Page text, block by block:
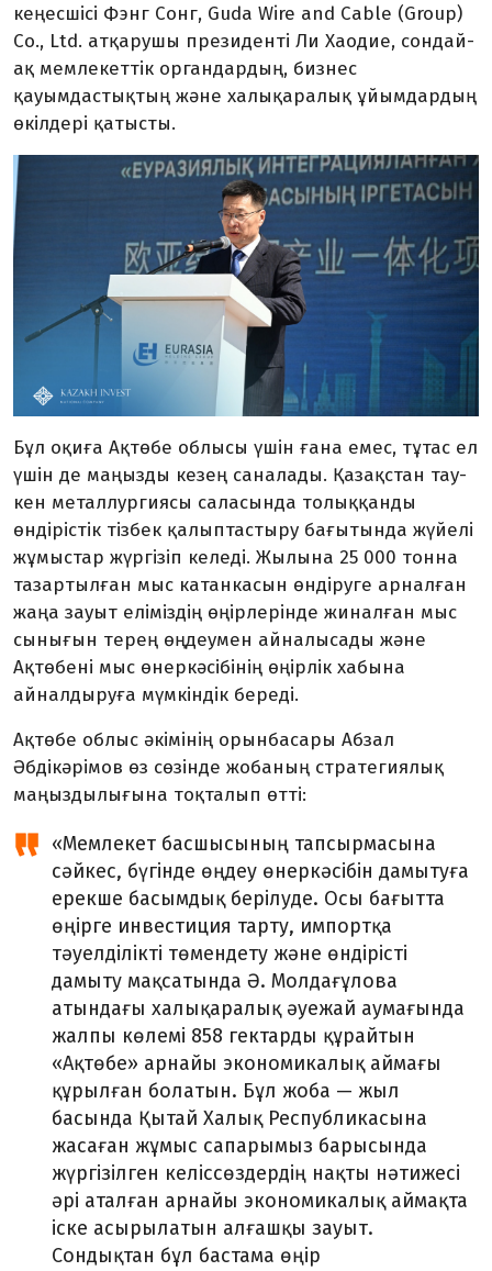
кеңесшісі Фэнг Сонг, Guda Wire and Cable (Group)
Co., Ltd. атқарушы президенті Ли Хаодие, сондай-
ақ мемлекеттік органдардың, бизнес
қауымдастықтың және халықаралық ұйымдардың
өкілдері қатысты.
Бұл оқиға Ақтөбе облысы үшін ғана емес, тұтас ел
үшін де маңызды кезең саналады. Қазақстан тау-
кен металлургиясы саласында толыққанды
өндірістік тізбек қалыптастыру бағытында жүйелі
жұмыстар жүргізіп келеді. Жылына 25 000 тонна
тазартылған мыс катанкасын өндіруге арналған
жаңа зауыт еліміздің өңірлерінде жиналған мыс
сынығын терең өңдеумен айналысады және
Ақтөбені мыс өнеркәсібінің өңірлік хабына
айналдыруға мүмкіндік береді.
Ақтөбе облыс әкімінің орынбасары Абзал
Әбдікәрімов өз сөзінде жобаның стратегиялық
маңыздылығына тоқталып өтті:
«Мемлекет басшысының тапсырмасына
сәйкес, бүгінде өңдеу өнеркәсібін дамытуға
ерекше басымдық берілуде. Осы бағытта
өңірге инвестиция тарту, импортқа
тәуелділікті төмендету және өндірісті
дамыту мақсатында Ә. Молдағұлова
атындағы халықаралық әуежай аумағында
жалпы көлемі 858 гектарды құрайтын
«Ақтөбе» арнайы экономикалық аймағы
құрылған болатын. Бұл жоба — жыл
басында Қытай Халық Республикасына
жасаған жұмыс сапарымыз барысында
жүргізілген келіссөздердің нақты нәтижесі
әрі аталған арнайы экономикалық аймақта
іске асырылатын алғашқы зауыт.
Сондықтан бұл бастама өңір